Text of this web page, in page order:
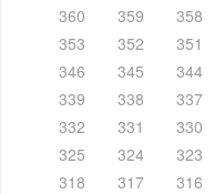
360
359 358
353
352 351
346
345 344
339
338 337
332
331 330
325
324 323
318
317 316